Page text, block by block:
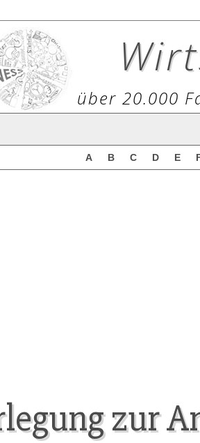
über 20.000
A B C D E
zur